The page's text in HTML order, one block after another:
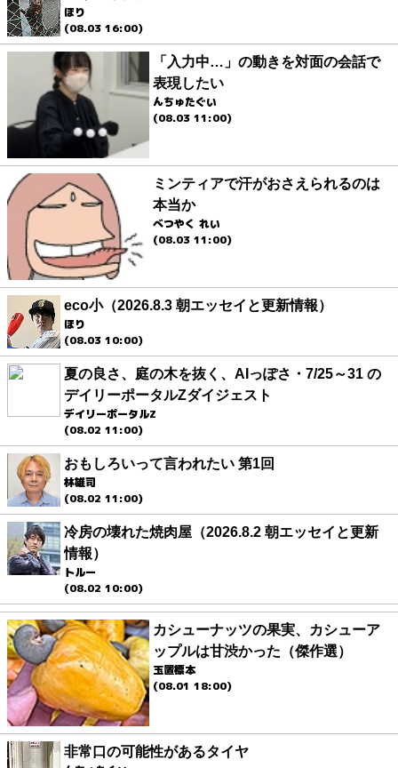
ほり
(08.03 16:00)
「入力中…」の動きを対面の会話で
表現したい
んちゅたぐい
(08.03 11:00)
ミンティアで汗がおさえられるのは
本当か
べつやく れい
(08.03 11:00)
eco小（2026.8.3 朝エッセイと更新情報）
ほり
(08.03 10:00)
夏の良さ、庭の木を抜く、AIっぽさ・7/25～31 の
デイリーポータルZダイジェスト
デイリーポータルZ
(08.02 11:00)
おもしろいって言われたい 第1回
林雄司
(08.02 11:00)
冷房の壊れた焼肉屋（2026.8.2 朝エッセイと更新
情報）
トルー
(08.02 10:00)
カシューナッツの果実、カシューア
ップルは甘渋かった（傑作選）
玉置標本
(08.01 18:00)
非常口の可能性があるタイヤ